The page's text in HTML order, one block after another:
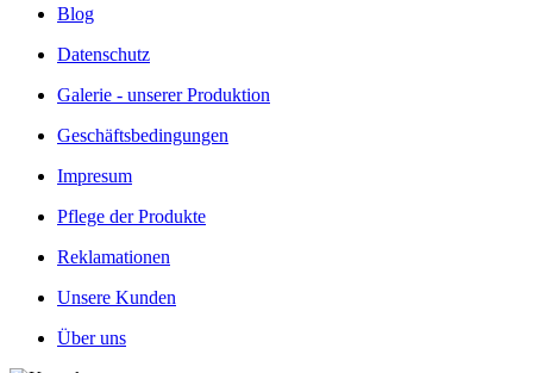
Blog
Datenschutz
Galerie - unserer Produktion
Geschäftsbedingungen
Impresum
Pflege der Produkte
Reklamationen
Unsere Kunden
Über uns